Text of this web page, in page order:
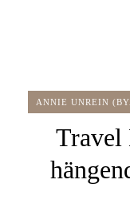
ANNIE UNREIN
Travel